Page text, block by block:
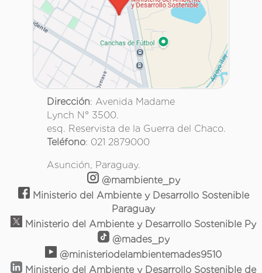
Dirección: Avenida Madame
Lynch N° 3500.
esq. Reservista de la Guerra del Chaco.
Teléfono: 021 2879000
Asunción, Paraguay.
@mambiente_py
Ministerio del Ambiente y Desarrollo Sostenible
Paraguay
Ministerio del Ambiente y Desarrollo Sostenible Py
@mades_py
@ministeriodelambientemades9510
Ministerio del Ambiente y Desarrollo Sostenible de